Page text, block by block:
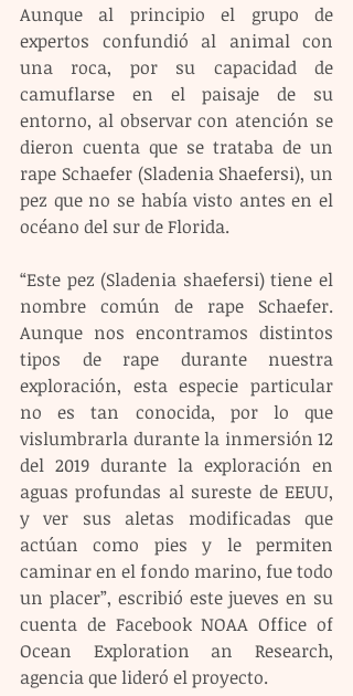
Aunque al principio el grupo de
expertos confundió al animal con
una roca, por su capacidad de
camuflarse en el paisaje de su
entorno, al observar con atención se
dieron cuenta que se trataba de un
rape Schaefer (Sladenia Shaefersi), un
pez que no se había visto antes en el
océano del sur de Florida.
“Este pez (Sladenia shaefersi) tiene el
nombre común de rape Schaefer.
Aunque nos encontramos distintos
tipos de rape durante nuestra
exploración, esta especie particular
no es tan conocida, por lo que
vislumbrarla durante la inmersión 12
del 2019 durante la exploración en
aguas profundas al sureste de EEUU,
y ver sus aletas modificadas que
actúan como pies y le permiten
caminar en el fondo marino, fue todo
un placer”, escribió este jueves en su
cuenta de Facebook NOAA Office of
Ocean Exploration an Research,
agencia que lideró el proyecto.